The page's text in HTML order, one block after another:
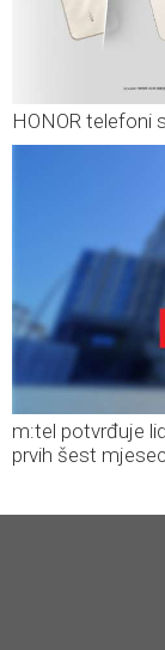
HONOR telefoni
m:tel potvrđuje
prvih šest